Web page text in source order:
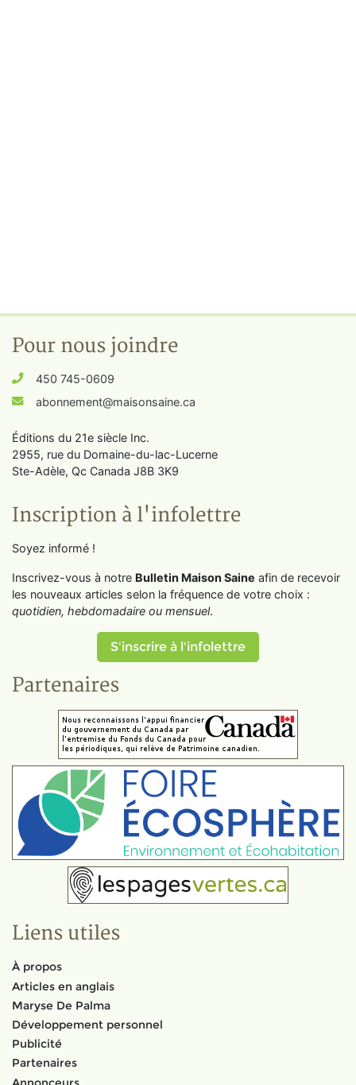
Pour nous joindre
450 745-0609
abonnement@maisonsaine.ca
Éditions du 21e siècle Inc.
2955, rue du Domaine-du-lac-Lucerne
Ste-Adèle, Qc Canada J8B 3K9
Inscription à l'infolettre
Soyez informé !
Inscrivez-vous à notre Bulletin Maison Saine afin de recevoir
les nouveaux articles selon la fréquence de votre choix :
quotidien, hebdomadaire ou mensuel.
S'inscrire à l'infolettre
Partenaires
Liens utiles
À propos
Articles en anglais
Maryse De Palma
Développement personnel
Publicité
Partenaires